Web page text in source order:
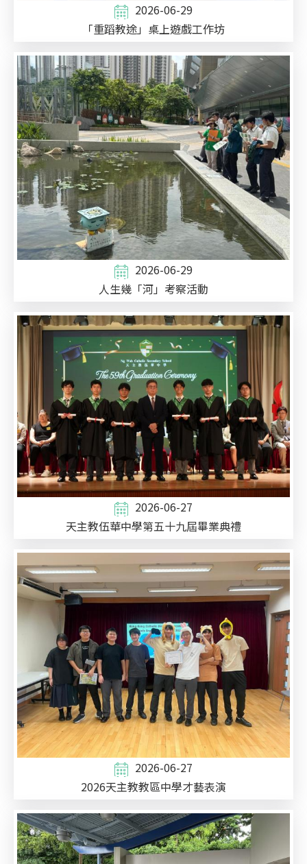
2026-06-29
「重蹈教途」桌上遊戲工作坊
2026-06-29
人生幾「河」考察活動
2026-06-27
天主教伍華中學第五十九屆畢業典禮
2026-06-27
2026天主教教區中學才藝表演